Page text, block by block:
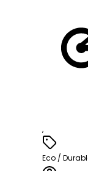
,
Eco /